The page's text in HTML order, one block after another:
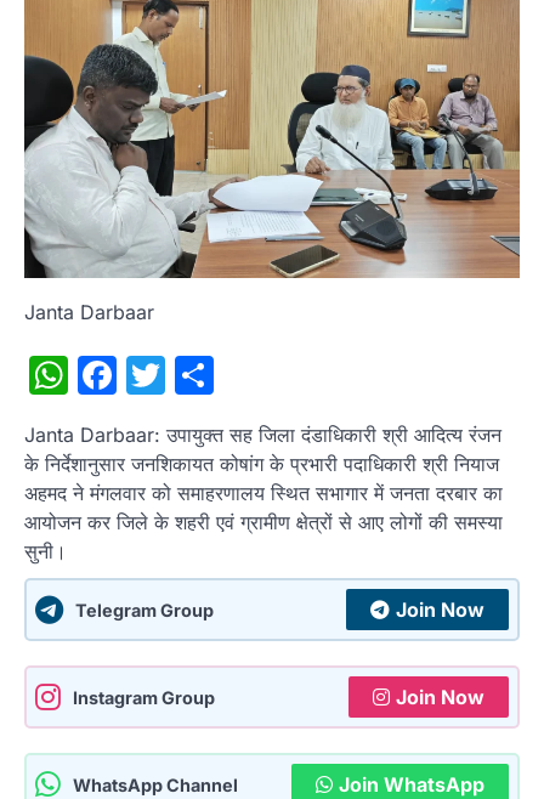
Janta Darbaar
WhatsApp
Facebook
Twitter
Janta Darbaar: उपायुक्त सह जिला दंडाधिकारी श्री आदित्य रंजन
के निर्देशानुसार जनशिकायत कोषांग के प्रभारी पदाधिकारी श्री नियाज
अहमद ने मंगलवार को समाहरणालय स्थित सभागार में जनता दरबार का
आयोजन कर जिले के शहरी एवं ग्रामीण क्षेत्रों से आए लोगों की समस्या
सुनी।
Telegram Group Join Now
Instagram Group Join Now
WhatsApp Channel Join WhatsApp